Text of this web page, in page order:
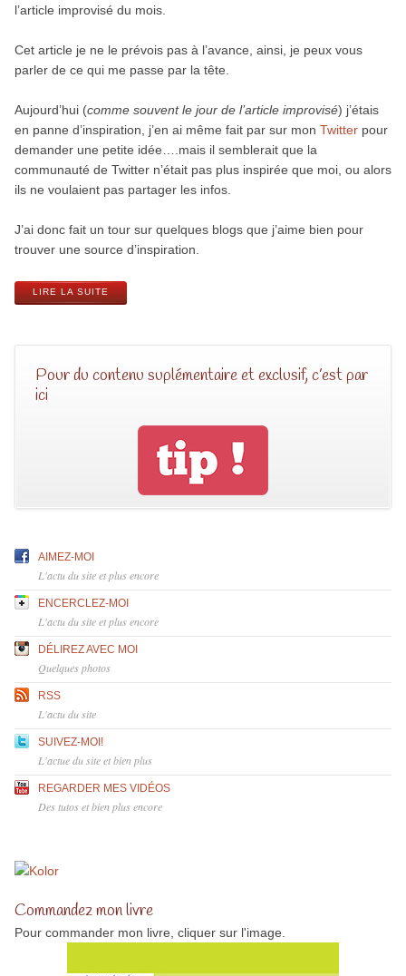
l’article improvisé du mois.
Cet article je ne le prévois pas à l’avance, ainsi, je peux vous
parler de ce qui me passe par la tête.
Aujourd’hui (comme souvent le jour de l’article improvisé) j’étais
en panne d’inspiration, j’en ai même fait par sur mon Twitterpour
demander une petite idée….mais il semblerait que la
communauté de Twitter n’était pas plus inspirée que moi, ou alors
ils ne voulaient pas partager les infos.
J’ai donc fait un tour sur quelques blogs que j’aime bien pour
trouver une source d’inspiration.
LIRE LA SUITE
Pour du contenu suplémentaire et exclusif, c’est par
ici
AIMEZ-MOI
L'actu du site et plus encore
ENCERCLEZ-MOI
L'actu du site et plus encore
DÉLIREZ AVEC MOI
Quelques photos
RSS
L'actu du site
SUIVEZ-MOI!
L'actue du site et bien plus
REGARDER MES VIDÉOS
Des tutos et bien plus encore
Commandez mon livre
Pour commander mon livre, cliquer sur l'image.